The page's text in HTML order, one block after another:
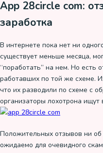
App 28circle com:
заработка
В интернете пока нет ни
существует меньше месяца,
“поработать” на нем. Но есть
работавших по той же схеме.
что их разводили по схеме с
организаторы лохотрона ищут
Положительных отзывов ни
ожидаемо для очевидного